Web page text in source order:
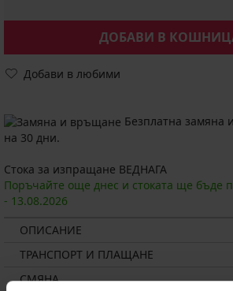
ДОБАВИ В
Добави в любими
Безплатна замяна
на 30 дни.
Стока за изпращане ВЕДНАГА
Поръчайте още днес и стоката ще бъде
- 13.08.2026
ОПИСАНИЕ
ТРАНСПОРТ И ПЛАЩАНЕ
СМЯНА